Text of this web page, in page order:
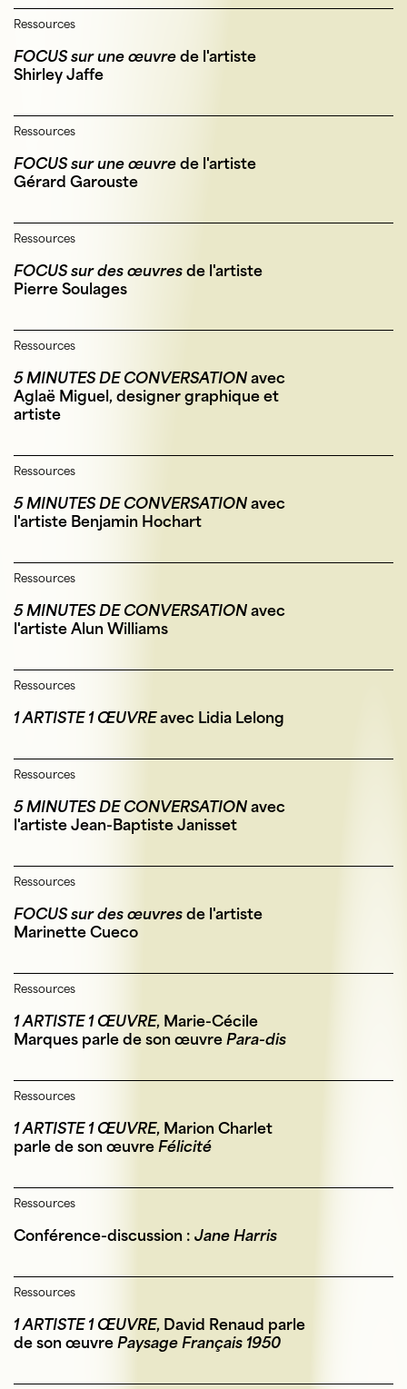
Ressources
FOCUS sur une œuvre de l'artiste
Shirley Jaffe
Ressources
FOCUS sur une œuvre de l'artiste
Gérard Garouste
Ressources
FOCUS sur des œuvres de l'artiste
Pierre Soulages
Ressources
5 MINUTES DE CONVERSATION avec
Aglaë Miguel, designer graphique et
artiste
Ressources
5 MINUTES DE CONVERSATION avec
l'artiste Benjamin Hochart
Ressources
5 MINUTES DE CONVERSATION avec
l'artiste Alun Williams
Ressources
1 ARTISTE 1 ŒUVREavec Lidia Lelong
Ressources
5 MINUTES DE CONVERSATION avec
l'artiste Jean-Baptiste Janisset
Ressources
FOCUS sur des œuvres de l'artiste
Marinette Cueco
Ressources
1 ARTISTE 1 ŒUVRE, Marie-Cécile
Marques parle de son œuvre Para-dis
Ressources
1 ARTISTE 1 ŒUVRE, Marion Charlet
parle de son œuvre Félicité
Ressources
Conférence-discussion : Jane Harris
Ressources
1 ARTISTE 1 ŒUVRE, David Renaud parle
de son œuvre Paysage Français 1950